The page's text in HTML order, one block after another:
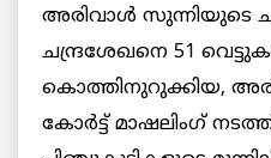
അരിവാള്‍ സുന്നിയുടെ
ചന്ദ്രശേഖനെ 51
കൊത്തിനുറുക്കിയ,
കോര്‍ട്ട് മാഷലിംഗ്